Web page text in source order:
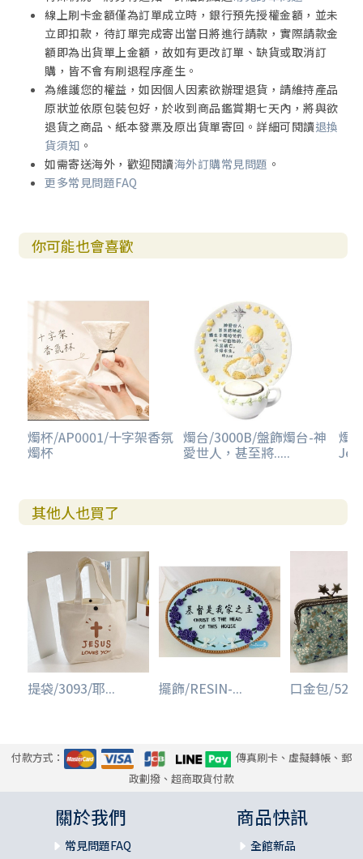
線上刷卡金額僅為訂單成立時，銀行預先授權金額，並未
立即扣款，待訂單完成寄出當日將進行請款，實際請款金
額即為出貨單上金額，故如有更改訂單、缺貨或取消訂
購，皆不會有刷退程序產生。
為維護您的權益，如因個人因素欲辦理退貨，請維持產品
原狀並依原包裝包好，於收到商品鑑賞期七天內，將與欲
退貨之商品、紙本發票及原出貨單寄回。詳細可閱讀退換
貨須知 。
如需寄送海外，歡迎閱讀海外訂購常見問題 。
更多常見問題FAQ
你可能也會喜歡
燭杯/AP0001/十字架香氛
燭杯
燭台/3000B/盤飾燭台-神
愛世人，甚至將.....
燭
其他人也買了
提袋/3093/耶... 擺飾/RESIN-... 口金包/
付款方式：
傳真刷卡、虛擬轉帳、郵
政劃撥、超商取貨付款
關於我們
常見問題FAQ
商品快訊
全館新品